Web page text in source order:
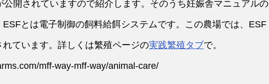
開されていますので紹介します。そのうち妊娠舎マニュアルの
とは電子制御の飼料給餌システムです。この農場では、ESF
ています。詳しくは繁殖ページの実践繁殖タブで。
mff-way-mff-way/animal-care/